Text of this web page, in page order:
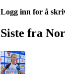
Logg inn for å
Siste fra